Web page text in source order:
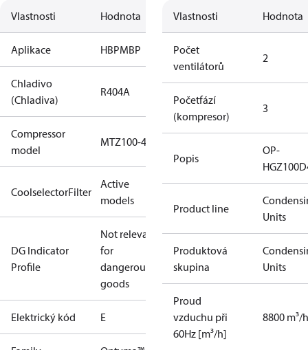
Vlastnosti Hodnota
Aplikace HBPMBP
Chladivo
(Chladiva)
R404A
Compressor
model
MTZ100-4
CoolselectorFilter
Active
models
DG Indicator
Profile
Not relevant
for
dangerous
goods
Elektrický kód E
Vlastnosti Hodnota
Počet
ventilátorů
2
Početfází
(kompresor)
3
Popis
OP-
Product line
Units
Produktová
skupina
Units
Proud
vzduchu při
60Hz [m³/h]
8800 m³/h